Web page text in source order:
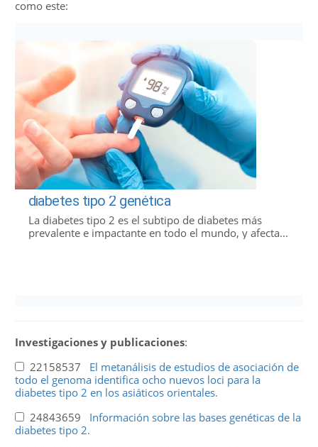
como este:
diabetes tipo 2 genética
La diabetes tipo 2 es el subtipo de diabetes más
prevalente e impactante en todo el mundo, y afecta...
Investigaciones y publicaciones:
22158537 El metanálisis de estudios de asociación de
todo el genoma identifica ocho nuevos loci para la
diabetes tipo 2 en los asiáticos orientales.
24843659 Información sobre las bases genéticas de la
diabetes tipo 2.